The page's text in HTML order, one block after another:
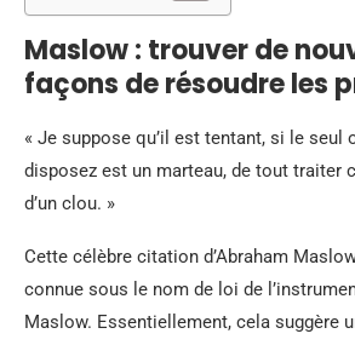
Maslow : trouver de
façons de résoudre les
« Je suppose qu’il est tentant, si le seul
disposez est un marteau, de tout traiter
d’un clou. »
Cette célèbre citation d’Abraham
connue sous le nom de loi de
Maslow. Essentiellement, cela suggère